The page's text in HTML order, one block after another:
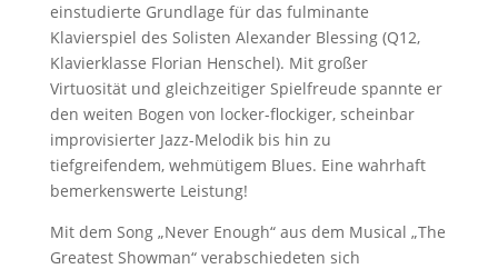
einstudierte Grundlage für das fulminante
Klavierspiel des Solisten Alexander Blessing (Q12,
Klavierklasse Florian Henschel). Mit großer
Virtuosität und gleichzeitiger Spielfreude spannte er
den weiten Bogen von locker-flockiger, scheinbar
improvisierter Jazz-Melodik bis hin zu
tiefgreifendem, wehmütigem Blues. Eine wahrhaft
bemerkenswerte Leistung!
Mit dem Song „Never Enough“ aus dem Musical „The
Greatest Showman“ verabschiedeten sich